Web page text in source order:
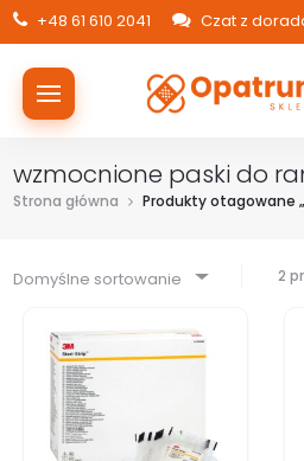
+48 61 610 2041 Czat z
wzmocnione paski do
Strona główna Produkty otagowane
Domyślne sortowanie 2